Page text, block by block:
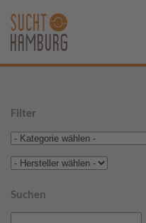
Filter
Suchen